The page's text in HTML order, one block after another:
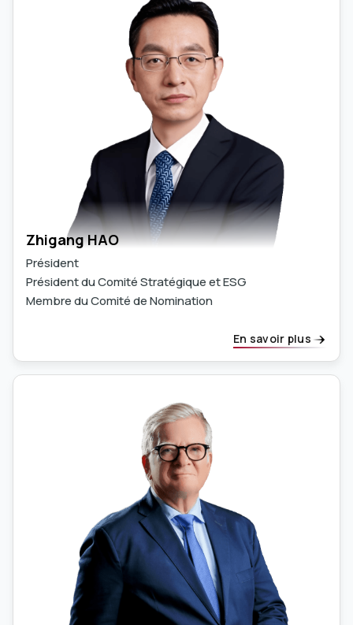
Zhigang HAO
Président
Président du Comité Stratégique et ESG
Membre du Comité de Nomination
En savoir plus